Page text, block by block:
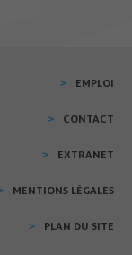
EMPLOI
CONTACT
EXTRANET
MENTIONS LÉGALES
PLAN DU SITE